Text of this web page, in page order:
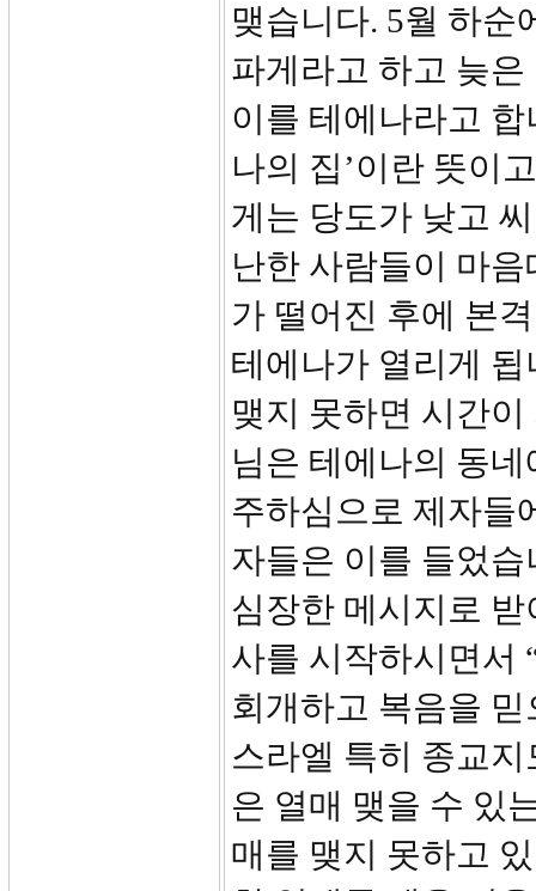
맺습니다. 5월 하순
파게라고 하고 늦
이를 테에나라고
나의 집’이란 뜻이
게는 당도가 낮고
난한 사람들이 마
가 떨어진 후에 본
테에나가 열리게
맺지 못하면 시간
님은 테에나의 동
주하심으로 제자들
자들은 이를 들었
심장한 메시지로
사를 시작하시면서
회개하고 복음을
스라엘 특히 종교
은 열매 맺을 수 있
매를 맺지 못하고